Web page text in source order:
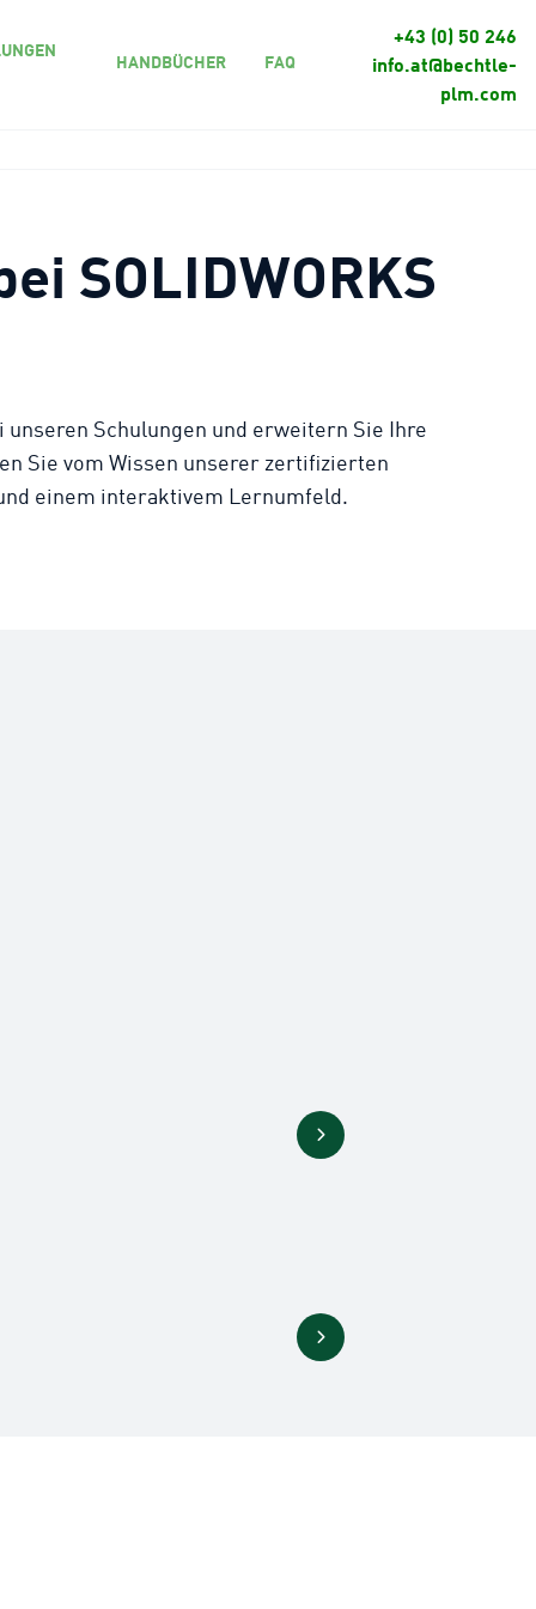
HANDBÜCHER FAQ
+43 (0) 50 246
info.at@bechtle-
plm.com
SOLIDWORKS
Schulungen und erweitern Sie Ihre
Sie vom Wissen unserer zertifizierten
einem interaktivem Lernumfeld.